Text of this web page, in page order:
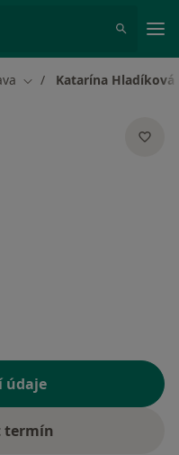
Změna města
Katarína Hladíková
údaje
termín